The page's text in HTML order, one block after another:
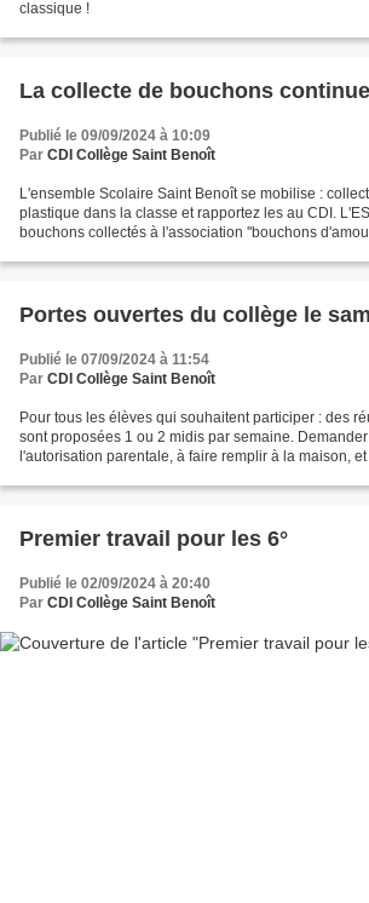
classique !
La collecte de bouchons
Publié le 09/09/2024 à 10:09
Par CDI Collège Saint Benoît
L'ensemble Scolaire Saint Benoît se mobilise :
plastique dans la classe et rapportez les au CDI.
bouchons collectés à l'association ''bouchons
Portes ouvertes du collège le
Publié le 07/09/2024 à 11:54
Par CDI Collège Saint Benoît
Pour tous les élèves qui souhaitent participer : des
sont proposées 1 ou 2 midis par semaine.
l'autorisation parentale, à faire remplir à la maison,
Premier travail pour les 6°
Publié le 02/09/2024 à 20:40
Par CDI Collège Saint Benoît